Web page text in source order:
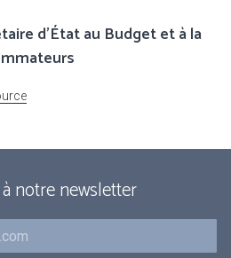
d’État au Budget et à la
notre newsletter